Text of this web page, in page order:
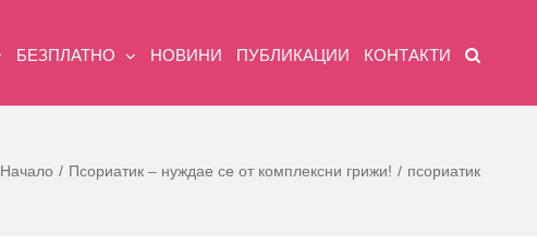
БЕЗПЛАТНО НОВИНИ ПУБЛИКАЦИИ КОНТАКТИ
Начало Псориатик – нуждае се от комплексни грижи! псориатик